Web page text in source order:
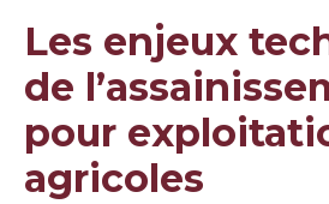
Les enjeux
de
pour
agricoles